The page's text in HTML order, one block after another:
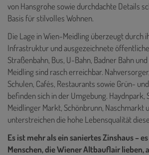
von Hansgrohe sowie durchdachte Details
Basis für stilvolles Wohnen.
Die Lage in Wien-Meidling überzeugt durch
Infrastruktur und ausgezeichnete
Straßenbahn, Bus, U-Bahn, Badner Bahn
Meidling sind rasch erreichbar.
Schulen, Cafés, Restaurants sowie Grün-
befinden sich in der Umgebung. Haydnpark,
Meidlinger Markt, Schönbrunn, Naschmarkt
unterstreichen die hohe Lebensqualität
Es ist mehr als ein saniertes Zinshaus –
Menschen, die Wiener Altbauflair lieben,